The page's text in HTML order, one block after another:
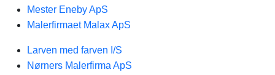
Mester Eneby ApS
Malerfirmaet Malax ApS
Larven med farven I/S
Nørners Malerfirma ApS